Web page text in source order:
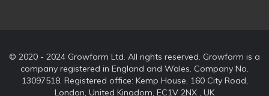
© 2020 - 2024 Growform Ltd. All rights reserved. Growform is a
company registered in England and Wales. Company No.
13097518. Registered office: Kemp House, 160 City Road,
London, United Kingdom, EC1V 2NX , UK